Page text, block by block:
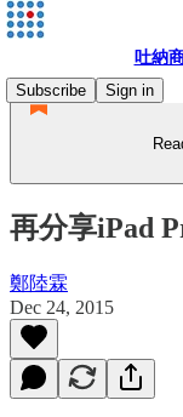
吐納
Subscribe
Sign in
再分享iPad
鄭陸霖
Dec 24, 2015